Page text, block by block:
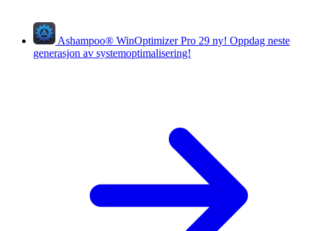
Ashampoo® WinOptimizer Pro 29 ny! Oppdag neste
generasjon av systemoptimalisering!